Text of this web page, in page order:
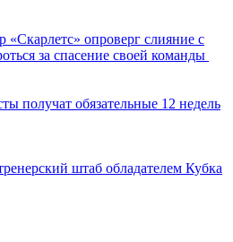
опроверг слияние с
за спасение своей команды
получат обязательные 12 недель
штаб обладателем Кубка